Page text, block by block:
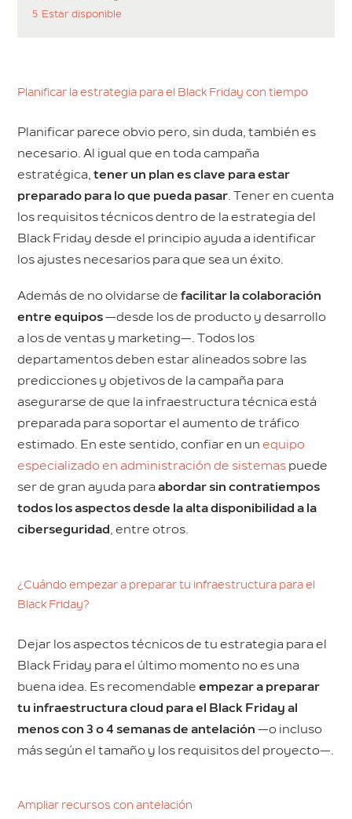
5 Estar disponible
Planificar la estrategia para el Black Friday con tiempo
Planificar parece obvio pero, sin duda, también es
necesario. Al igual que en toda campaña
estratégica,tener un plan es clave para estar
preparado para lo que pueda pasar. Tener en cuenta
los requisitos técnicos dentro de la estrategia del
Black Friday desde el principio ayuda a identificar
los ajustes necesarios para que sea un éxito.
Además de no olvidarse defacilitar la colaboración
entre equipos—desde los de producto y desarrollo
a los de ventas y marketing—. Todos los
departamentos deben estar alineados sobre las
predicciones y objetivos de la campaña para
asegurarse de que la infraestructura técnica está
preparada para soportar el aumento de tráfico
estimado. En este sentido, confiar en unequipo
especializado en administración de sistemas puede
ser de gran ayuda paraabordar sin contratiempos
todos los aspectos desde la alta disponibilidad a la
ciberseguridad, entre otros.
¿Cuándo empezar a preparar tu infraestructura para el
Black Friday?
Dejar los aspectos técnicos de tu estrategia para el
Black Friday para el último momento no es una
buena idea. Es recomendableempezar a preparar
tu infraestructura cloud para el Black Friday al
menos con 3 o 4 semanas de antelación —o incluso
más según el tamaño y los requisitos del proyecto—.
Ampliar recursos con antelación